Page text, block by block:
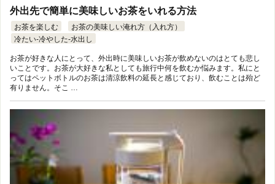
外出先で簡単に美味しいお茶をいれる方法
お茶を楽しむ
お茶の美味しい淹れ方（入れ方）
冷たい-冷やした-水出し
お茶が好きな人にとって、外出時に美味しいお茶が飲めないのはとても悲し
いことです。お茶が大好きな私としても旅行中何を飲むか悩みます。私にと
ってはペットボトルのお茶は清涼飲料の延長と感じており、飲むことは殆ど
有りません。そこ …